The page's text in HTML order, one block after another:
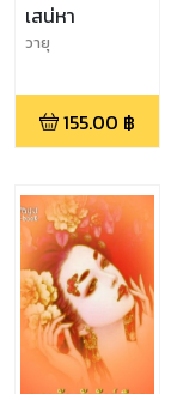
เสน่หา
วายุ
155.00 ฿